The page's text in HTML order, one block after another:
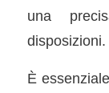
una
disposizioni.
È